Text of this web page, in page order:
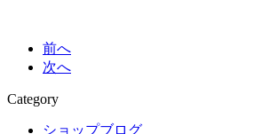
前へ
次へ
Category
ショップブログ